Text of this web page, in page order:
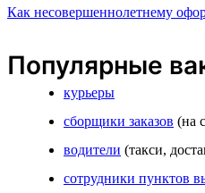
Как несовершеннолетнему
Популярные
курьеры
сборщики заказов (на
водители (такси,
сотрудники пунктов